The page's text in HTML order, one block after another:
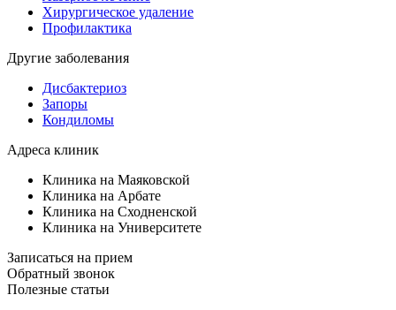
Хирургическое удаление
Профилактика
Другие заболевания
Дисбактериоз
Запоры
Кондиломы
Адреса клиник
Клиника на Маяковской
Клиника на Арбате
Клиника на Сходненской
Клиника на Университете
Записаться на прием
Обратный звонок
Полезные статьи